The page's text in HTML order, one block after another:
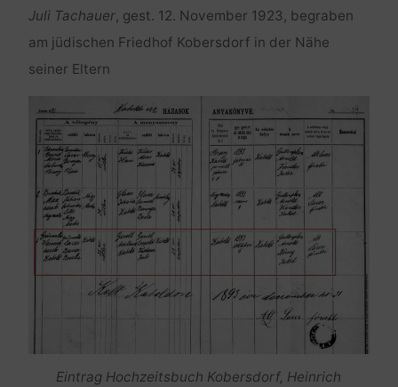
Juli Tachauer, gest. 12. November 1923, begraben
am jüdischen Friedhof Kobersdorf in der Nähe
seiner Eltern
Eintrag Hochzeitsbuch Kobersdorf, Heinrich